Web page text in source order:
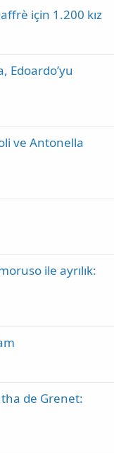
için 1.200 kız
Edoardo’yu
ve Antonella
ile ayrılık:
de Grenet: